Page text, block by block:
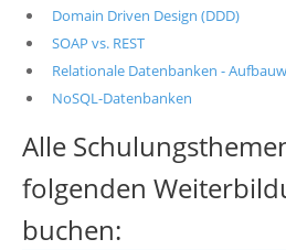
Domain Driven Design (DDD)
SOAP vs. REST
Relationale Datenbanken -
NoSQL-Datenbanken
Alle
folgenden
buchen: